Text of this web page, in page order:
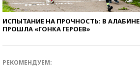
ИСПЫТАНИЕ НА ПРОЧНОСТЬ: В АЛАБИНЕ
ПРОШЛА «ГОНКА ГЕРОЕВ»
РЕКОМЕНДУЕМ: